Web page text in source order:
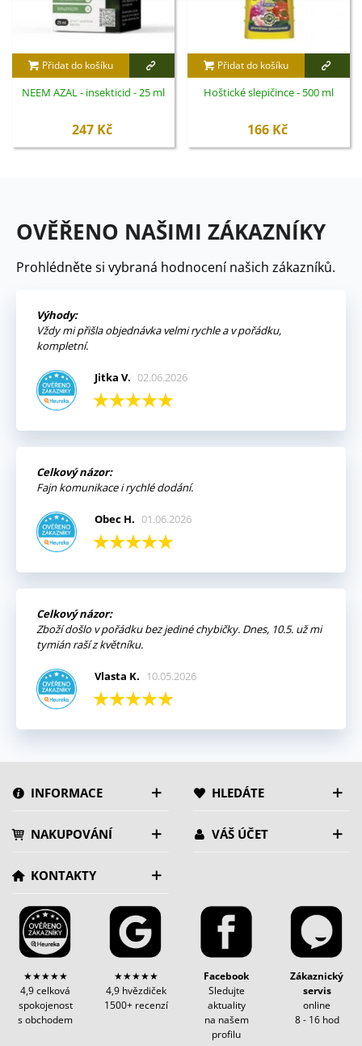
Přidat do košíku
NEEM AZAL - insekticid - 25 ml
247 Kč
Přidat do košíku
Hoštické slepičince - 500 ml
166 Kč
OVĚŘENO NAŠIMI ZÁKAZNÍKY
Prohlédněte si vybraná hodnocení našich zákazníků.
Výhody:
Vždy mi přišla objednávka velmi rychle a v pořádku,
kompletní.
Jitka V. 02.06.2026
Celkový názor:
Fajn komunikace i rychlé dodání.
Obec H. 01.06.2026
Celkový názor:
Zboží došlo v pořádku bez jediné chybičky. Dnes, 10.5. už mi
tymián raší z květníku.
Vlasta K. 10.05.2026
INFORMACE HLEDÁTE
NAKUPOVÁNÍ VÁŠ ÚČET
KONTAKTY
★★★★★
4,9 celková
spokojenost
s obchodem
★★★★★
4,9 hvězdiček
1500+ recenzí
Facebook
Sledujte
aktuality
na našem
profilu
Zákaznický
servis
online
8 - 16 hod